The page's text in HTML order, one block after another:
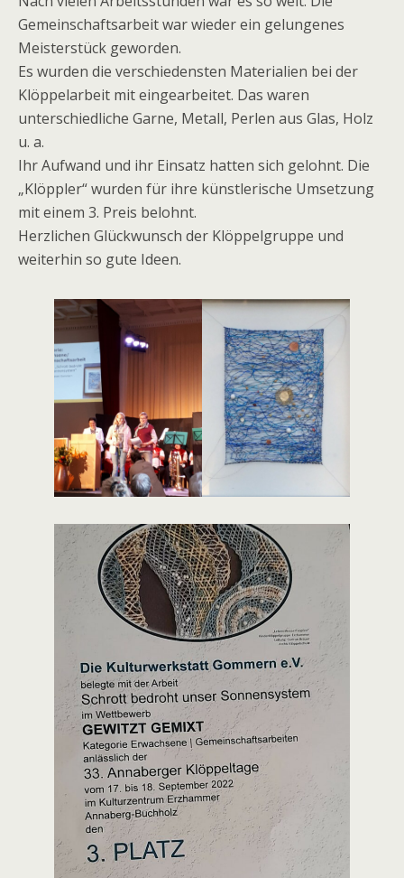
Gemeinschaftsarbeit war wieder ein gelungenes
Meisterstück geworden.
Es wurden die verschiedensten Materialien bei der
Klöppelarbeit mit eingearbeitet. Das waren
unterschiedliche Garne, Metall, Perlen aus Glas, Holz
u. a.
Ihr Aufwand und ihr Einsatz hatten sich gelohnt. Die
„Klöppler“ wurden für ihre künstlerische Umsetzung
mit einem 3. Preis belohnt.
Herzlichen Glückwunsch der Klöppelgruppe und
weiterhin so gute Ideen.